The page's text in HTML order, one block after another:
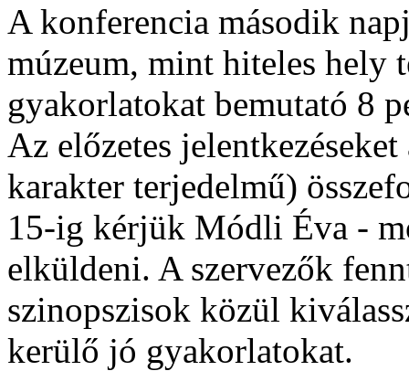
A konferencia második
múzeum, mint hiteles hely
gyakorlatokat bemutató 8
Az előzetes
karakter terjedelmű)
15-ig kérjük Módli Éva -
elküldeni. A szervezők
szinopszisok közül
kerülő jó gyakorlatokat.